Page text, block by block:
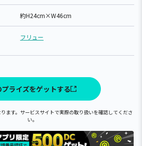
約H24cm×W46cm
フリュー
プライズをゲットする
ます。サービスサイトで実際の取り扱いを確認してくださ
い。